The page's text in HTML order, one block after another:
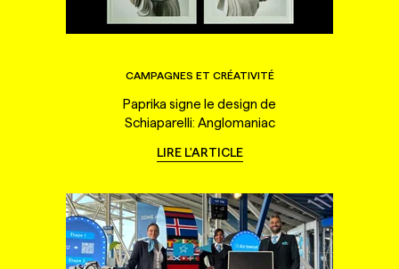
CAMPAGNES ET CRÉATIVITÉ
Paprika signe le design de
Schiaparelli: Anglomaniac
LIRE L'ARTICLE